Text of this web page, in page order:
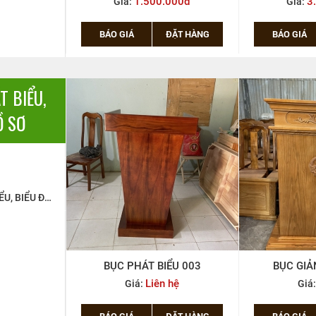
BÁO GIÁ ĐẶT HÀNG BÁO GIÁ
BIỂU,
SƠ
BỤC PHÁT BIỂU, BIỂU ĐỌC, BỤC GIẢNG
BỤC GIẢNG GỖ GÕ 01
Giá: Liên hệ
BỤC
Giá: